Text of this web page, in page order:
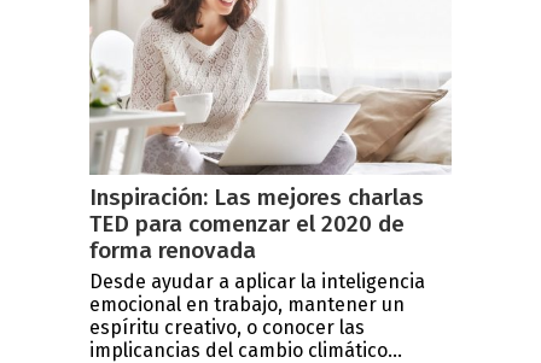
Inspiración: Las mejores charlas
TED para comenzar el 2020 de
forma renovada
Desde ayudar a aplicar la inteligencia
emocional en trabajo, mantener un
espíritu creativo, o conocer las
implicancias del cambio climático...